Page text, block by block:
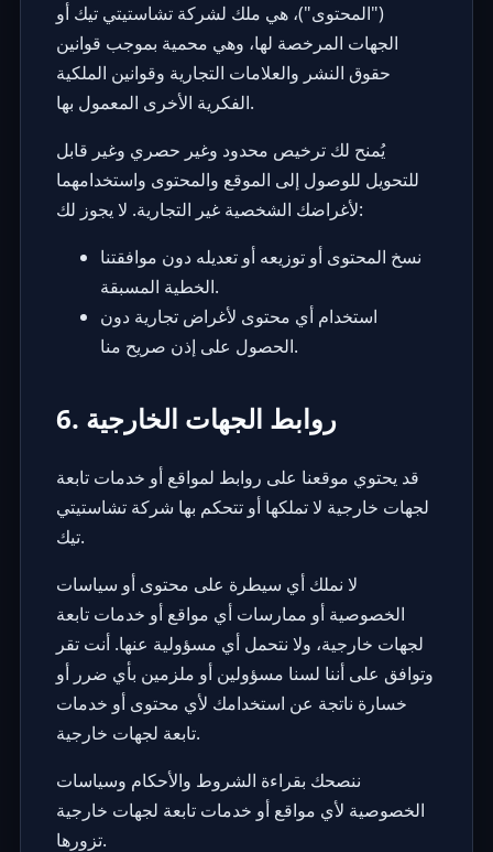
("المحتوى")، هي ملك لشركة تشاستيتي تيك أو
الجهات المرخصة لها، وهي محمية بموجب قوانين
حقوق النشر والعلامات التجارية وقوانين الملكية
الفكرية الأخرى المعمول بها.
يُمنح لك ترخيص محدود وغير حصري وغير قابل
للتحويل للوصول إلى الموقع والمحتوى واستخدامهما
لأغراضك الشخصية غير التجارية. لا يجوز لك:
نسخ المحتوى أو توزيعه أو تعديله دون موافقتنا
الخطية المسبقة.
استخدام أي محتوى لأغراض تجارية دون
الحصول على إذن صريح منا.
6. روابط الجهات الخارجية
قد يحتوي موقعنا على روابط لمواقع أو خدمات تابعة
لجهات خارجية لا تملكها أو تتحكم بها شركة تشاستيتي
تيك.
لا نملك أي سيطرة على محتوى أو سياسات
الخصوصية أو ممارسات أي مواقع أو خدمات تابعة
لجهات خارجية، ولا نتحمل أي مسؤولية عنها. أنت تقر
وتوافق على أننا لسنا مسؤولين أو ملزمين بأي ضرر أو
خسارة ناتجة عن استخدامك لأي محتوى أو خدمات
تابعة لجهات خارجية.
ننصحك بقراءة الشروط والأحكام وسياسات
الخصوصية لأي مواقع أو خدمات تابعة لجهات خارجية
تزورها.